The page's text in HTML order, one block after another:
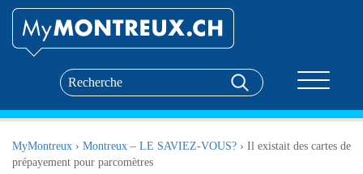
MyMontreux › Montreux – LE SAVIEZ-VOUS? › Il existait des cartes de
prépayement pour parcomètres